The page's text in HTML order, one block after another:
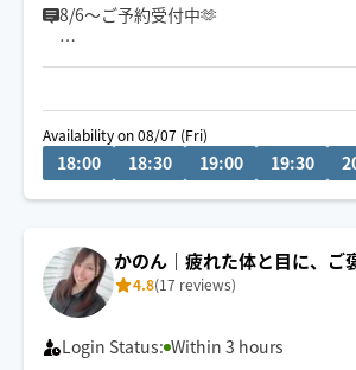
8/6〜ご予約受付中🫶
すすきのから5-6km圏内まで伺えます
日常のお疲れを全身くまなく、リラッ
解します🌙
高評価☆5ありがとうございます🥰歴15
人です！よろしくお願いいたします🫶
Availability on 08/07 (Fri)
18:00 18:30 19:00 19:30
かのん｜疲れた体と目に、ご
4.8(17 reviews)
Login Status: Within 3 hours